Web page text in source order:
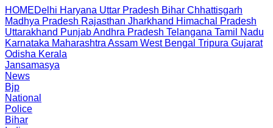
HOMEDelhi Haryana Uttar Pradesh Bihar Chhattisgarh
Madhya Pradesh Rajasthan Jharkhand Himachal Pradesh
Uttarakhand PunjabAndhra Pradesh Telangana Tamil Nadu
Karnataka Maharashtra Assam West Bengal Tripura Gujarat
Odisha Kerala
Jansamasya
News
Bjp
National
Police
Bihar